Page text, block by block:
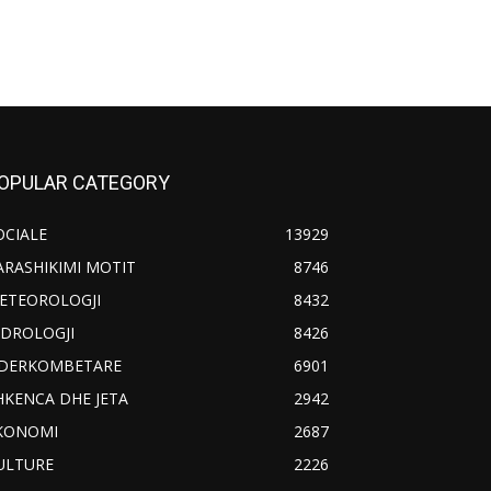
CATEGORY
13929
MOTIT
8746
8432
8426
6901
DHE JETA
2942
2687
2226